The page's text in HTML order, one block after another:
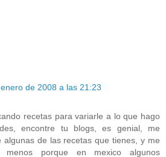
de 2008 a las 21:23
recetas para variarle a lo que hago
encontre tu blogs, es genial, me
algunas de las recetas que tienes, y me
porque en mexico algunos